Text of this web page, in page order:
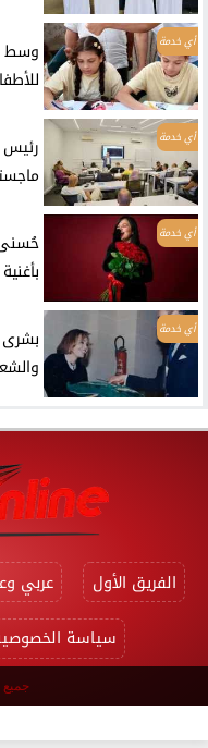
أي خدمة
وسط
أي خدمة
رئيس
أي خدمة
أي خدمة
الفريق الأول عربي
سياسة